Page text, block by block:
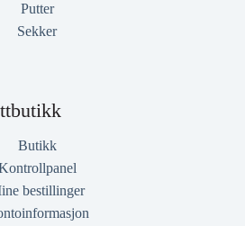
Putter
Sekker
Butikk
bestillinger